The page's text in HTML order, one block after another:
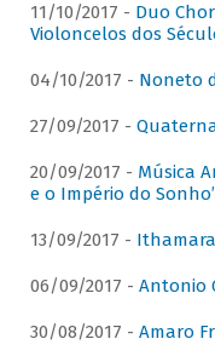
11/10/2017 - Duo
Violoncelos dos
04/10/2017 - Noneto
27/09/2017 -
20/09/2017 - Música
e o Império do
13/09/2017 - Ithamara
06/09/2017 - Antonio
30/08/2017 - Amaro